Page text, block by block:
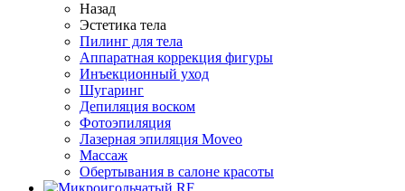
Назад
Эстетика тела
Пилинг для тела
Аппаратная коррекция фигуры
Инъекционный уход
Шугаринг
Депиляция воском
Фотоэпиляция
Лазерная эпиляция Moveo
Массаж
Обертывания в салоне красоты